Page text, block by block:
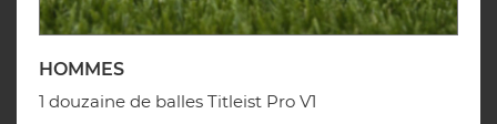
HOMMES
1 douzaine de balles Titleist Pro V1